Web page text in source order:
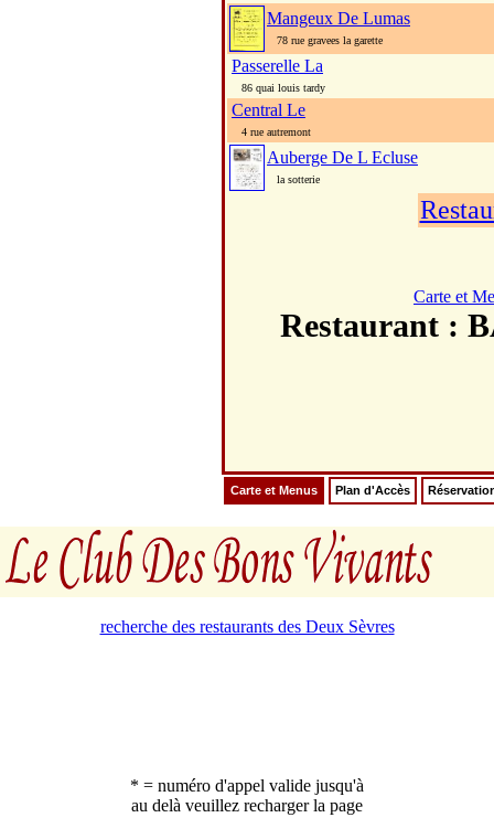
Mangeux De Lumas
78 rue gravees la garette
Passerelle La
86 quai louis tardy
Central Le
4 rue autremont
Auberge De L Ecluse
la sotterie
Carte et
Restaurant :
Carte et Menus Plan d'Accès
recherche des restaurants des Deux Sèvres
* = numéro d'appel valide jusqu'à
au delà veuillez recharger la page